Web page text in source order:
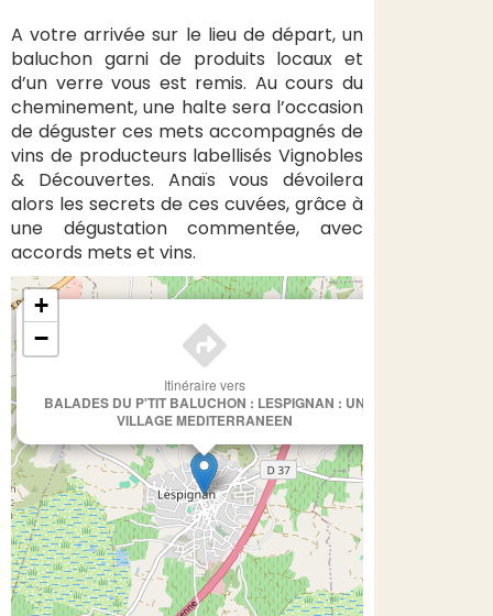
A votre arrivée sur le lieu de départ, un
baluchon garni de produits locaux et
d’un verre vous est remis. Au cours du
cheminement, une halte sera l’occasion
de déguster ces mets accompagnés de
vins de producteurs labellisés Vignobles
& Découvertes. Anaïs vous dévoilera
alors les secrets de ces cuvées, grâce à
une dégustation commentée, avec
accords mets et vins.
Itinéraire vers
BALADES DU P'TIT BALUCHON : LESPIGNAN : UN
VILLAGE MEDITERRANEEN
+
−